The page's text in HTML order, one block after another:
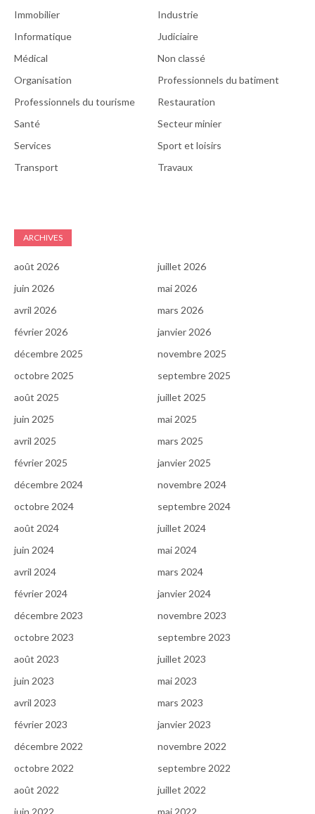
Immobilier
Industrie
Informatique
Judiciaire
Médical
Non classé
Organisation
Professionnels du batiment
Professionnels du tourisme
Restauration
Santé
Secteur minier
Services
Sport et loisirs
Transport
Travaux
ARCHIVES
août 2026
juillet 2026
juin 2026
mai 2026
avril 2026
mars 2026
février 2026
janvier 2026
décembre 2025
novembre 2025
octobre 2025
septembre 2025
août 2025
juillet 2025
juin 2025
mai 2025
avril 2025
mars 2025
février 2025
janvier 2025
décembre 2024
novembre 2024
octobre 2024
septembre 2024
août 2024
juillet 2024
juin 2024
mai 2024
avril 2024
mars 2024
février 2024
janvier 2024
décembre 2023
novembre 2023
octobre 2023
septembre 2023
août 2023
juillet 2023
juin 2023
mai 2023
avril 2023
mars 2023
février 2023
janvier 2023
décembre 2022
novembre 2022
octobre 2022
septembre 2022
août 2022
juillet 2022